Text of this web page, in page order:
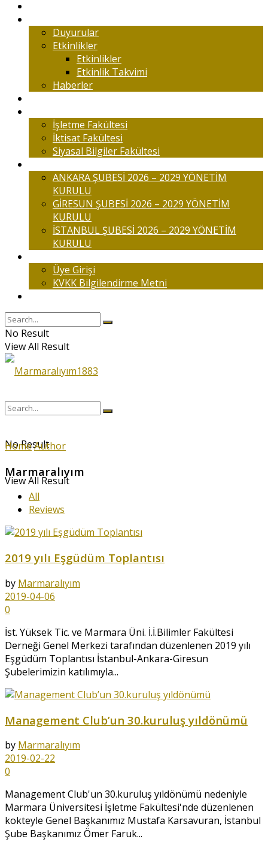
Duyurular
Etkinlikler
Etkinlikler
Etkinlik Takvimi
Haberler
İşletme Fakültesi
İktisat Fakültesi
Siyasal Bilgiler Fakültesi
ANKARA ŞUBESİ 2026 – 2029 YÖNETİM
KURULU
GİRESUN ŞUBESİ 2026 – 2029 YÖNETİM
KURULU
İSTANBUL ŞUBESİ 2026 – 2029 YÖNETİM
KURULU
Üye Girişi
KVKK Bilgilendirme Metni
No Result
View All Result
No Result
View All Result
HomeAuthor
Marmaralıyım
All
Reviews
2019 yılı Eşgüdüm Toplantısı
by Marmaralıyım
2019-04-06
0
İst. Yüksek Tic. ve Marmara Üni. İ.İ.Bilimler Fakültesi
Derneği Genel Merkezi tarafından düzenlenen 2019 yılı
Eşgüdüm Toplantısı İstanbul-Ankara-Giresun
Şubelerimizin katılımıyla...
Management Club’un 30.kuruluş yıldönümü
by Marmaralıyım
2019-02-22
0
Management Club'un 30.kuruluş yıldönümü nedeniyle
Marmara Üniversitesi İşletme Fakültesi'nde düzenlenen
kokteyle Genel Başkanımız Mustafa Karsavuran, İstanbul
Şube Başkanımız Ömer Faruk...